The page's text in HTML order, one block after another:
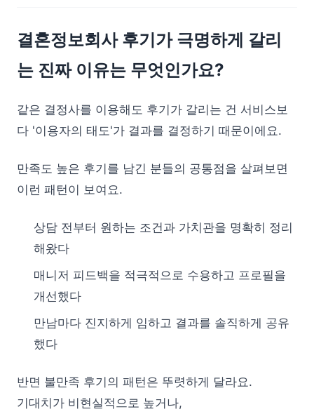
결혼정보회사 후기가 극명하게 갈리
는 진짜 이유는 무엇인가요?
같은 결정사를 이용해도 후기가 갈리는 건 서비스보
다 '이용자의 태도'가 결과를 결정하기 때문이에요.
만족도 높은 후기를 남긴 분들의 공통점을 살펴보면
이런 패턴이 보여요.
상담 전부터 원하는 조건과 가치관을 명확히 정리
해왔다
매니저 피드백을 적극적으로 수용하고 프로필을
개선했다
만남마다 진지하게 임하고 결과를 솔직하게 공유
했다
반면 불만족 후기의 패턴은 뚜렷하게 달라요.
기대치가 비현실적으로 높거나,